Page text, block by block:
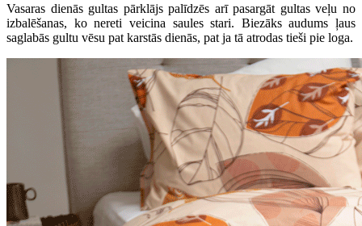
Vasaras dienās gultas pārklājs palīdzēs arī pasargāt gultas veļu no
izbalēšanas, ko nereti veicina saules stari. Biezāks audums ļaus
saglabās gultu vēsu pat karstās dienās, pat ja tā atrodas tieši pie loga.